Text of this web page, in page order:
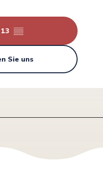
▒▒
Sie uns